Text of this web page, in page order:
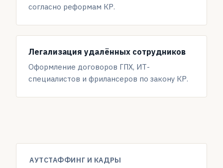
согласно реформам КР.
Легализация удалённых сотрудников
Оформление договоров ГПХ, ИТ-
специалистов и фрилансеров по закону КР.
АУТСТАФФИНГ И КАДРЫ